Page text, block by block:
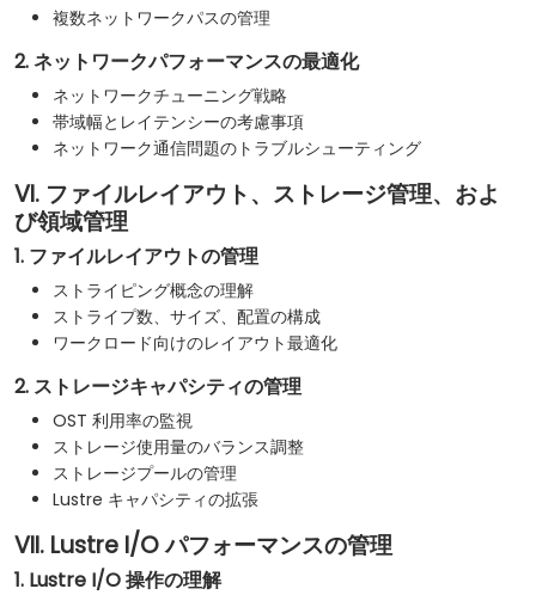
複数ネットワークパスの管理
2. ネットワークパフォーマンスの最適化
ネットワークチューニング戦略
帯域幅とレイテンシーの考慮事項
ネットワーク通信問題のトラブルシューティング
VI. ファイルレイアウト、ストレージ管理、およ
び領域管理
1. ファイルレイアウトの管理
ストライピング概念の理解
ストライプ数、サイズ、配置の構成
ワークロード向けのレイアウト最適化
2. ストレージキャパシティの管理
OST 利用率の監視
ストレージ使用量のバランス調整
ストレージプールの管理
Lustre キャパシティの拡張
VII. Lustre I/O パフォーマンスの管理
1. Lustre I/O 操作の理解